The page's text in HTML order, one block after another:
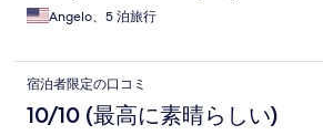
Angelo、5 泊旅行
宿泊者限定の口コミ
10/10 (最高に素晴らしい)